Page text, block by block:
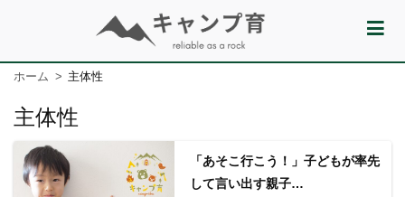
ホーム 主体性
主体性
「あそこ行こう！」子どもが率先
して言い出す親子…